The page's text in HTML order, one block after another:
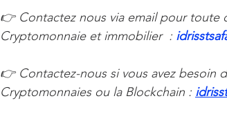
👉 Contactez nous via email pour toute
Cryptomonnaie et immobilier  :
👉 Contactez-nous si vous avez besoin
Cryptomonnaies ou la Blockchain :